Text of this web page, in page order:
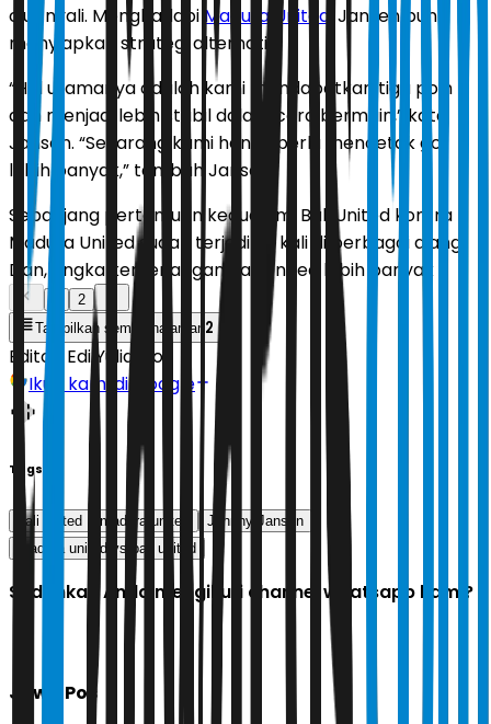
ciut nyali. Menghadapi Madura United , Jansen pun
menyiapkan strategi alternatif.
“Hal utamanya adalah kami mendapatkan tiga poin
dan menjadi lebih stabil dalam cara bermain,” kata
Jansen. “Sekarang kami hanya perlu mencetak gol
lebih banyak,” tambah Jansen.
Sepanjang pertemuan kedua tim, Bali United kontra
Madura United sudah terjadi 20 kali di berbagai ajang.
Dan, angka kemenangan Bali United lebih banyak
2
Tampilkan semua halaman 2
Editor: Edi Yulianto
Ikuti kami di Google
Tags
bali united madura united
Johnny Jansen
madura united vs bali united
Sudahkah Anda mengikuti channel whatsapp kami?
Jawa Pos